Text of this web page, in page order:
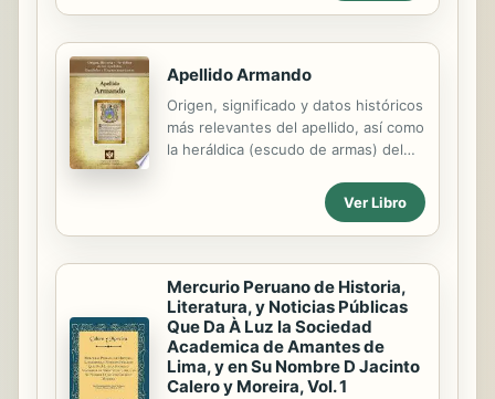
del conocimiento y las ciencias,...
en un establecimiento hostelero. En
pormenorizado análisis de la
normativa vigente sobre protocolo,
e implantación en el sector de la
restauración; además, veremos cómo
ejecutar el protocolo relacionado con
las instituciones del Estado y cómo
reconocer las normas básicas de
indumentaria, redacción de
acuerdo con los...
Apellido Armando
Origen, significado y datos históricos
más relevantes del apellido, así como
la heráldica (escudo de armas) del
edición de todas nuestras láminas
nos regimos por un estricto
protocolo cuya finalidad es la de
garantizar la veracidad y utilidad de la
información. Incluye descripción y
simbolismo de los principales
esmaltes, metales y piezas
heráldicas.
Ver Libro
Mercurio Peruano de Historia,
Literatura, y Noticias Públicas
Que Da À Luz la Sociedad
Academica de Amantes de
Lima, y en Su Nombre D Jacinto
Calero y Moreira, Vol. 1